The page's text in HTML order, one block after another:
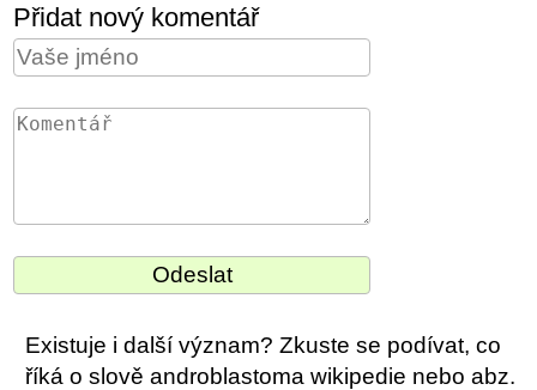
Přidat nový komentář
Existuje i další význam? Zkuste se podívat, co
říká o slově androblastoma wikipedie nebo abz.